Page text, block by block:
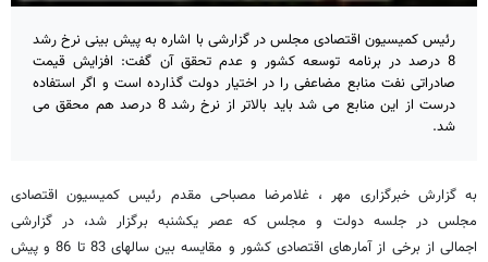
رئیس کمیسیون اقتصادی مجلس در گزارشی با اشاره به پیش بینی نرخ رشد
8 درصد در برنامه توسعه کشور و عدم تحقق آن گفت: افزایش قیمت
صادراتی نفت منابع مضاعفی را در اختیار دولت گذارده است و اگر استفاده
درست از این منابع می شد باید بالاتر از نرخ رشد 8 درصد هم محقق می
شد.
به گزارش خبرگزاری مهر ، غلامرضا مصباحی مقدم رئیس کمیسیون اقتصادی
مجلس در جلسه دولت و مجلس که عصر یکشنبه برگزار شد، در گزارشی
اجمالی از برخی از آمارهای اقتصادی کشور و مقایسه بین سالهای 83 تا 86 و پیش